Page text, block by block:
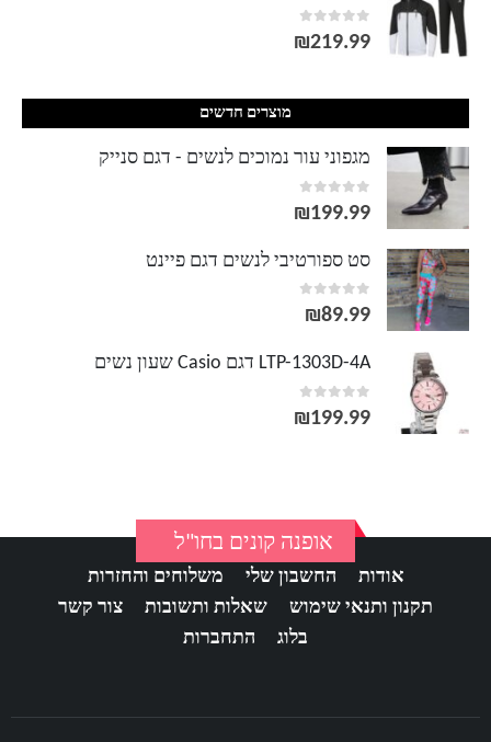
0
out of 5
₪219.99
מוצרים חדשים
מגפוני עור נמוכים לנשים - דגם סנייק
0
out of 5
₪199.99
סט ספורטיבי לנשים דגם פיינט
0
out of 5
₪89.99
LTP-1303D-4A דגם Casio שעון נשים
0
out of 5
₪199.99
אופנה קונים בחו"ל
אודות החשבון שלי
משלוחים והחזרות
תקנון ותנאי שימוש
שאלות ותשובות
צור קשר
בלוג
התחברות